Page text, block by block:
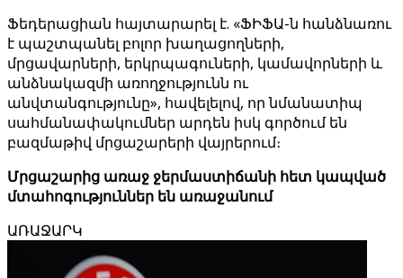
Ֆեդերացիան հայտարարել է. «ՖԻՖԱ-ն հանձնառու
է պաշտպանել բոլոր խաղացողների,
մրցավարների, երկրպագուների, կամավորների և
անձնակազմի առողջությունն ու
անվտանգությունը», հավելելով, որ նմանատիպ
սահմանափակումներ արդեն իսկ գործում են
բազմաթիվ մրցաշարերի վայրերում։
Մրցաշարից առաջ ջերմաստիճանի հետ կապված
մտահոգություններ են առաջանում
ԱՌԱՋԱՐԿ